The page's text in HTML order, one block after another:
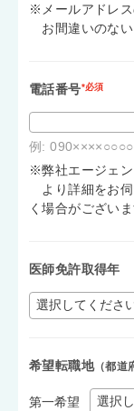
※メールアドレス
お間違いのない
電話番号*必須
例: 090××××○○○○
※弊社エージェン
より詳細をお伺
く場合がございま
医師免許取得年
希望転職地（都道
第一希望